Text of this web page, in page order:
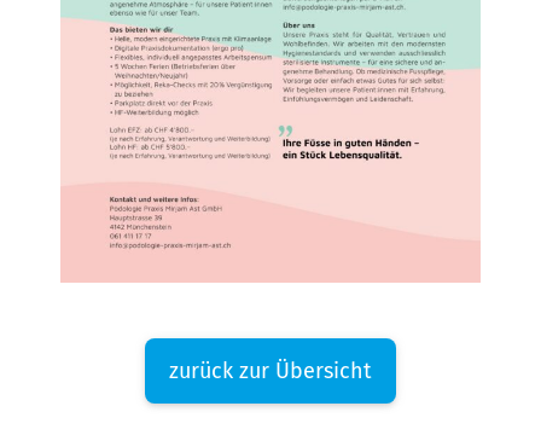
zurück zur Übersicht